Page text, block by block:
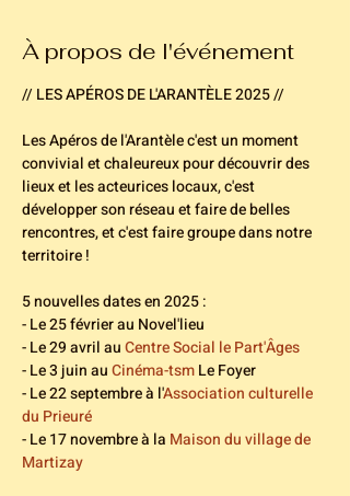
À propos de l'événement
// LES APÉROS DE L'ARANTÈLE 2025 //
Les Apéros de l'Arantèle c'est un moment
convivial et chaleureux pour découvrir des
lieux et les acteurices locaux, c'est
développer son réseau et faire de belles
rencontres, et c'est faire groupe dans notre
territoire !
5 nouvelles dates en 2025 :
- Le 25 février au Novel'lieu
- Le 29 avril au Centre Social le Part'Âges
- Le 3 juin au Cinéma-tsm Le Foyer
- Le 22 septembre à l'Association culturelle
du Prieuré
- Le 17 novembre à la Maison du village de
Martizay